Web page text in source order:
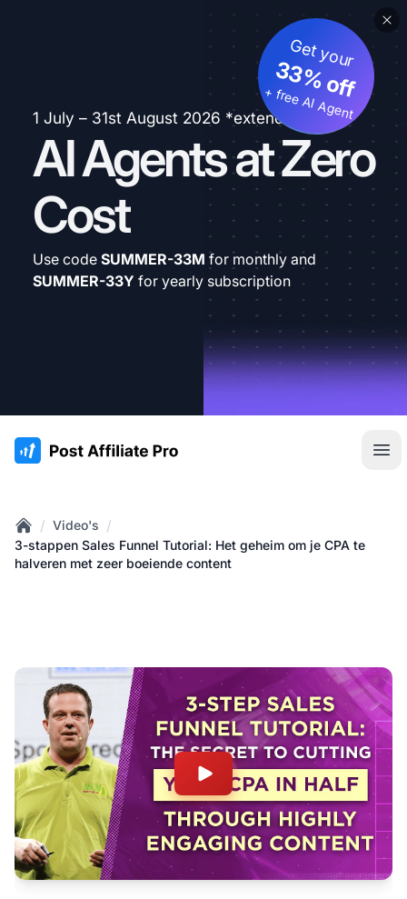
1 July – 31st August 2026 *extended
AI Agents at Zero
Cost
Get your
33% off
+ free AI Agent
Use code SUMMER-33M for monthly and
SUMMER-33Y for yearly subscription
:site.title
Home
/ Video's /
3-stappen Sales Funnel Tutorial: Het geheim om je CPA te
halveren met zeer boeiende content